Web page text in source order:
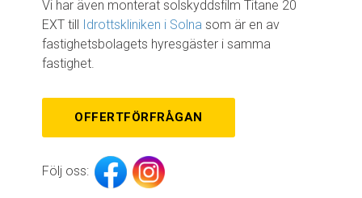
Vi har även monterat solskyddsfilm Titane 20
EXT till Idrottskliniken i Solna som är en av
fastighetsbolagets hyresgäster i samma
fastighet.
OFFERTFÖRFRÅGAN
Följ oss: